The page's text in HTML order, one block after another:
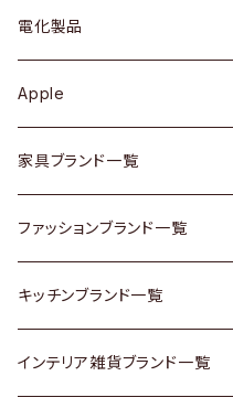
キュリオケース / 飾り棚
カップボード / 食器棚
チェスト
その他家具
Vintageヴィンテージ /
Designers / デザイナーズ
ワンピース
ボトムス
靴
スカーフ
腕時計
Vintage / ヴィンテージ
ケトル / ティーポット
鍋 / フライパン
Vintage / ヴィンテージ
銀製品
和物 / 作家物
その他キッチン雑貨
ギター
ベース
その他楽器
電化製品
Apple
家具ブランド一覧
ACME Furniture / アクメ ファ
ACTUS / アクタス
arflex / アルフレックス
ファッションブランド一覧
agnes b / アニエス ベー
BALLY / バリー
キッチンブランド一覧
ARABIA / アラビア
インテリア雑貨ブランド一覧